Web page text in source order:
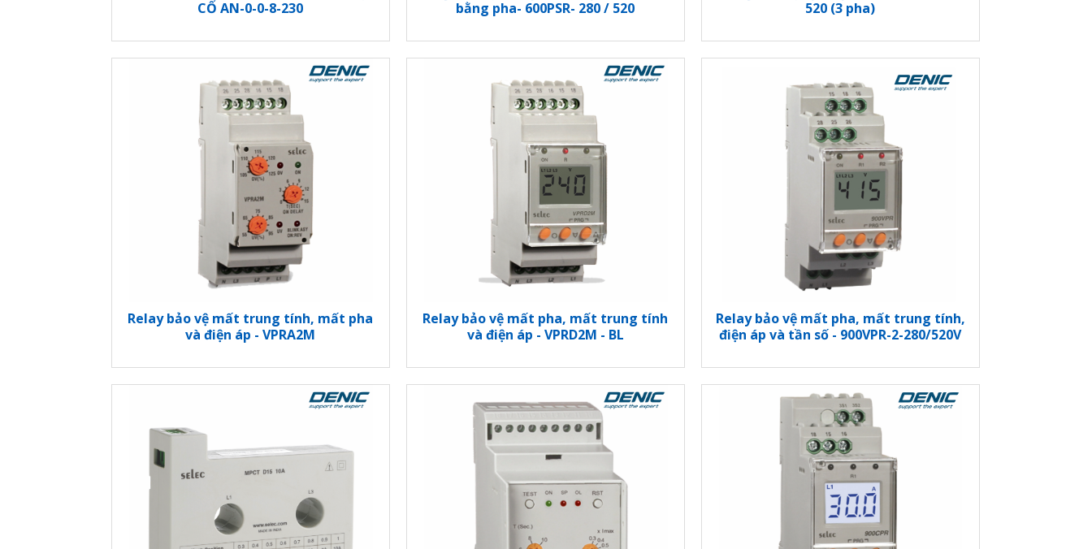
CỐ AN-0-0-8-230
bằng pha- 600PSR- 280 / 520
520 (3 pha)
Relay bảo vệ mất trung tính, mất pha
và điện áp - VPRA2M
Relay bảo vệ mất pha, mất trung tính
và điện áp - VPRD2M - BL
Relay bảo vệ mất pha, mất trung tính,
điện áp và tần số - 900VPR-2-280/520V